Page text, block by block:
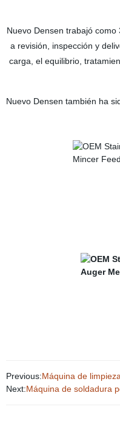
Nuevo Densen trabajó
a revisión, inspección y
carga, el equilibrio,
Nuevo Densen también ha
Previous:Máquina de
Next:Máquina de soldadura